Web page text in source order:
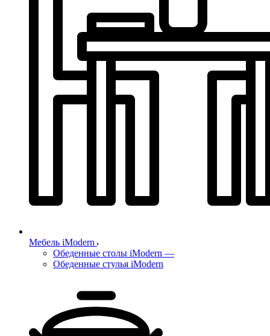
Мебель iModern
Обеденные столы iModern —
Обеденные стулья iModern